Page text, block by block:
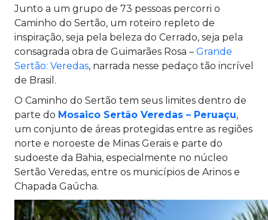
Junto a um grupo de 73 pessoas percorri o
Caminho do Sertão, um roteiro repleto de
inspiração, seja pela beleza do Cerrado, seja pela
consagrada obra de Guimarães Rosa – Grande
Sertão: Veredas, narrada nesse pedaço tão incrível
de Brasil.
O Caminho do Sertão tem seus limites dentro de
parte do Mosaico Sertão Veredas – Peruaçu,
um conjunto de áreas protegidas entre as regiões
norte e noroeste de Minas Gerais e parte do
sudoeste da Bahia, especialmente no núcleo
Sertão Veredas, entre os municípios de Arinos e
Chapada Gaúcha.